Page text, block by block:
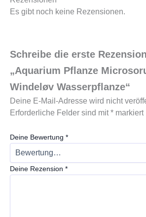
Es gibt noch keine Rezensionen.
Schreibe die erste
„Aquarium Pflanze
Windeløv Wasserpflanze“
Deine E-Mail-Adresse wird nicht
Erforderliche Felder sind mit* markiert
Deine Bewertung *
Deine Rezension *